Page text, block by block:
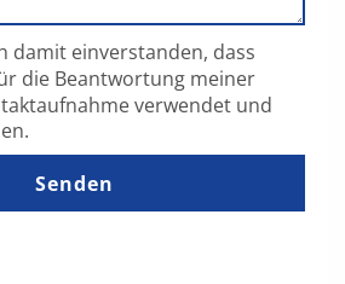
damit einverstanden, dass
die Beantwortung meiner
verwendet und
Senden